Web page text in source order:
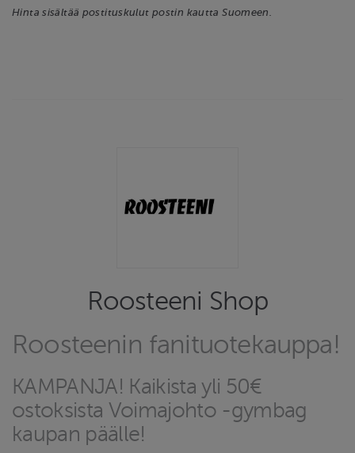
Hinta sisältää postituskulut postin kautta Suomeen.
Roosteeni Shop
Roosteenin fanituotekauppa!
KAMPANJA! Kaikista yli 50€
ostoksista Voimajohto -gymbag
kaupan päälle!